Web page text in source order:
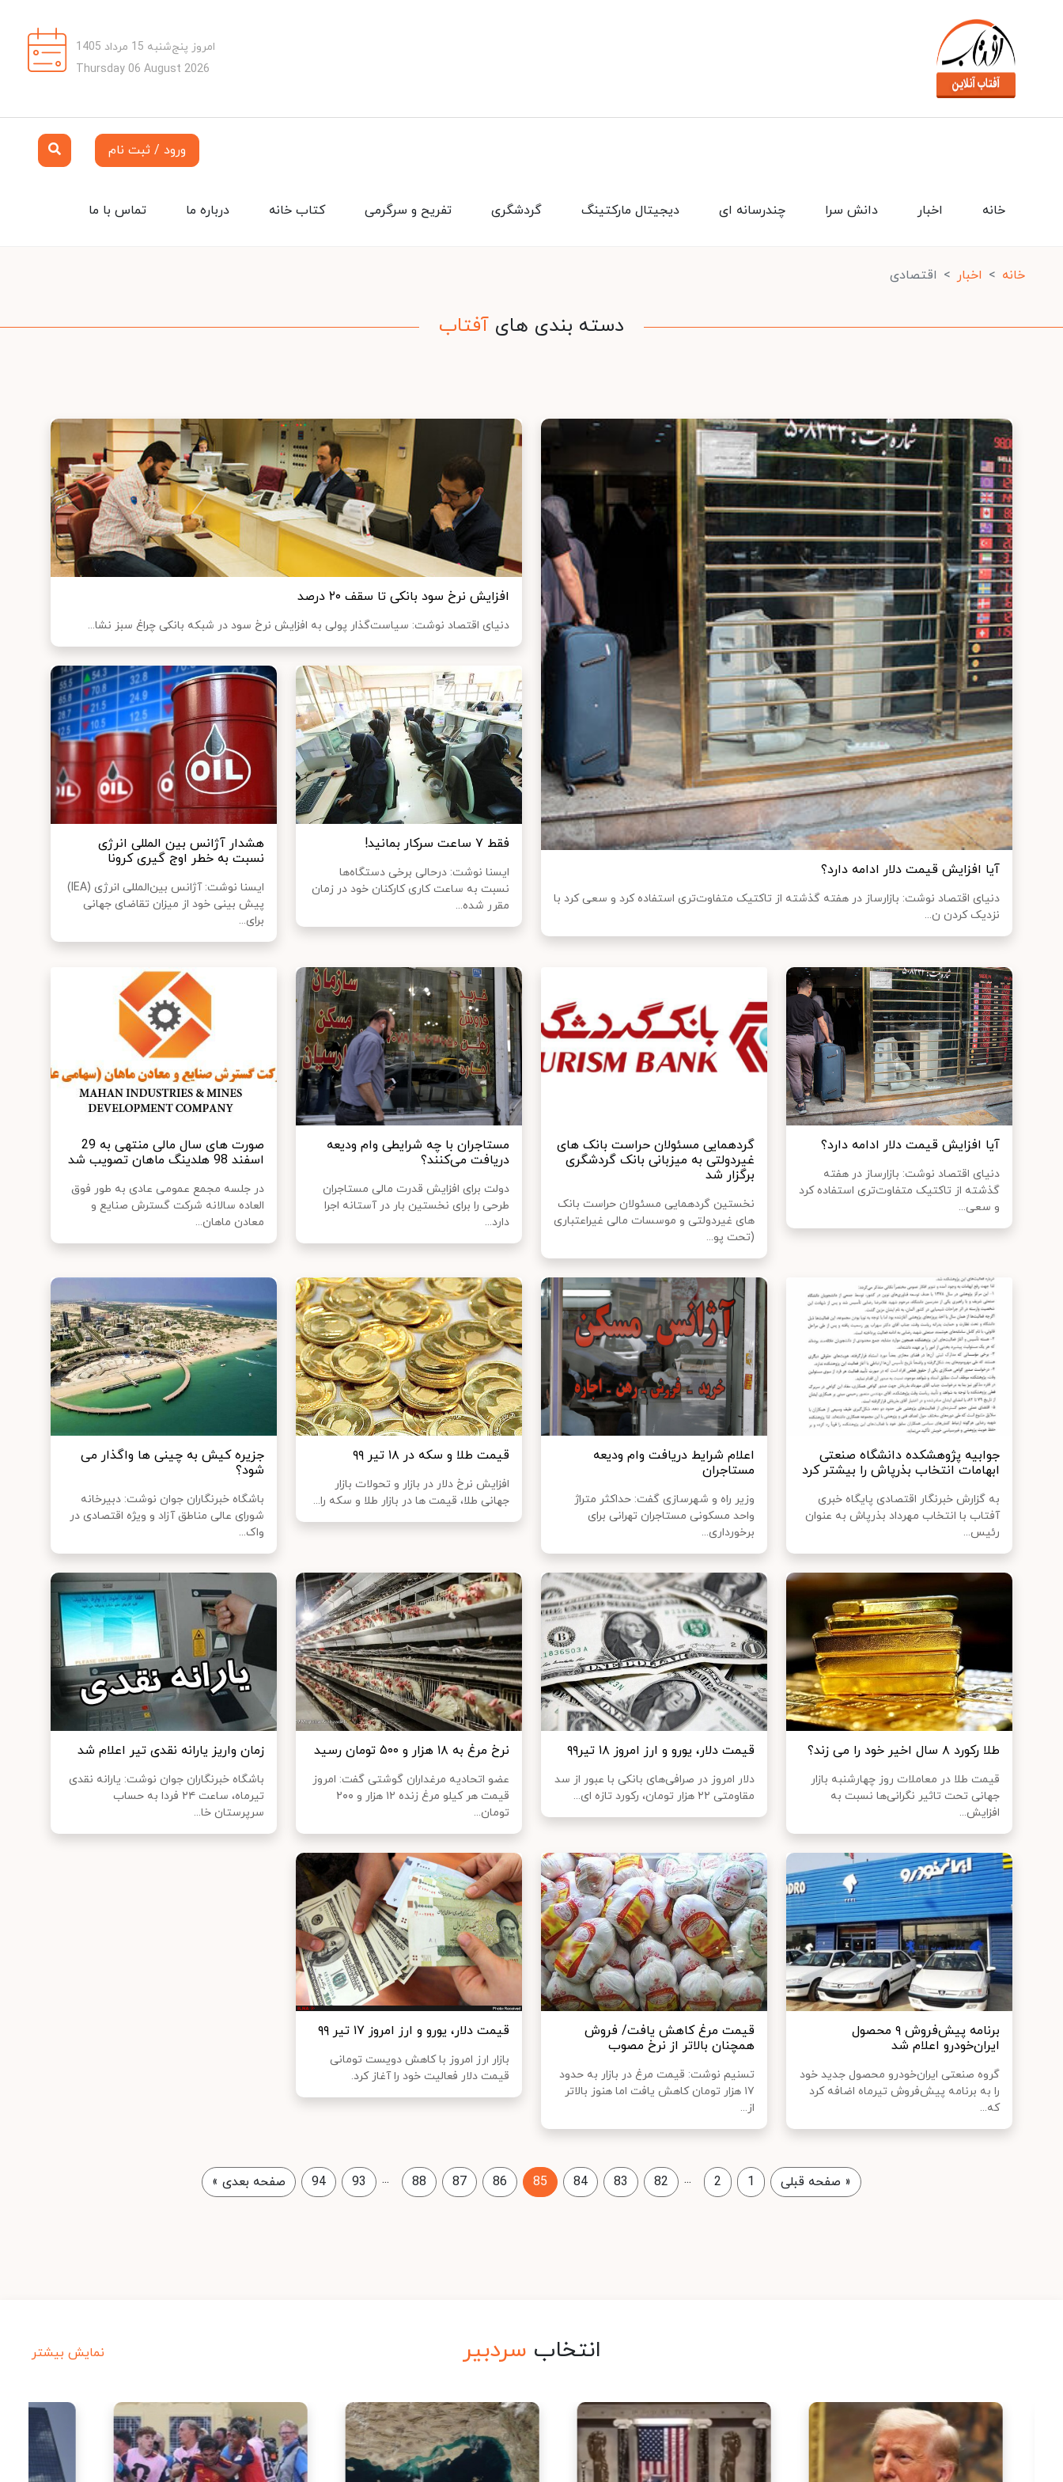
امروز پنج‌شنبه 15 مرداد 1405
Thursday 06 August 2026
ورود / ثبت نام
تماس با ما درباره ما کتاب خانه تفریح و سرگرمی گردشگری دیجیتال مارکتینگ چندرسانه ای دانش سرا اخبار خانه
خانه اخبار اقتصادی
دسته بندی های آفتاب
آیا افزایش قیمت دلار ادامه دارد؟
دنیای اقتصاد نوشت: بازارساز در هفته گذشته از تاکتیک متفاوت‌تری استفاده کرد و سعی کرد با
نزدیک کردن ن...
افزایش نرخ سود بانکی تا سقف ۲۰ درصد
دنیای اقتصاد نوشت: سیاست‌گذار پولی به افزایش نرخ سود در شبکه بانکی چراغ سبز نشا...
فقط ۷ ساعت سرکار بمانید!
ایسنا نوشت: درحالی برخی دستگاه‌ها
نسبت به ساعت کاری کارکنان خود در زمان
مقرر شده...
هشدار آژانس بین المللی انرژی
نسبت به خطر اوج گیری کرونا
ایسنا نوشت: آژانس بین‌المللی انرژی (IEA)
پیش بینی خود از میزان تقاضای جهانی
برای...
آیا افزایش قیمت دلار ادامه دارد؟
دنیای اقتصاد نوشت: بازارساز در هفته
گذشته از تاکتیک متفاوت‌تری استفاده کرد
و سعی...
گردهمایی مسئولان حراست بانک های
غیردولتی به میزبانی بانک گردشگری
برگزار شد
نخستین گردهمایی مسئولان حراست بانک
های غیردولتی و موسسات مالی غیراعتباری
(تحت پو...
مستاجران با چه شرایطی وام ودیعه
دریافت می‌کنند؟
دولت برای افزایش قدرت مالی مستاجران
طرحی را برای نخستین بار در آستانه اجرا
دارد...
صورت های سال مالی منتهی به 29
اسفند 98 هلدینگ ماهان تصویب شد
در جلسه مجمع عمومی عادی به طور فوق
العاده سالانه شرکت گسترش صنایع و
معادن ماهان...
جوابیه پژوهشکده دانشگاه صنعتی
ابهامات انتخاب بذرپاش را بیشتر کرد
به گزارش خبرنگار اقتصادی پایگاه خبری
آفتاب با انتخاب مهرداد بذرپاش به عنوان
رئیس...
اعلام شرایط دریافت وام ودیعه
مستاجران
وزیر راه و شهرسازی گفت: حداکثر متراژ
واحد مسکونی مستاجران تهرانی برای
برخورداری...
قیمت طلا و سکه در ۱۸ تیر ۹۹
افزایش نرخ دلار در بازار و تحولات بازار
جهانی طلا، قیمت ها در بازار طلا و سکه را...
جزیره کیش به چینی‌ ها واگذار می
شود؟
باشگاه خبرنگاران جوان نوشت: دبیرخانه
شورای عالی مناطق آزاد و ویژه اقتصادی در
واک...
طلا رکورد ۸ سال اخیر خود را می زند؟
قیمت طلا در معاملات روز چهارشنبه بازار
جهانی تحت تاثیر نگرانی‌ها نسبت به
افزایش...
قیمت دلار، یورو و ارز امروز ۱۸ تیر۹۹
دلار امروز در صرافی‌های بانکی با عبور از سد
مقاومتی ۲۲ هزار تومان، رکورد تازه ای...
نرخ مرغ به ۱۸ هزار و ۵۰۰ تومان رسید
عضو اتحادیه مرغداران گوشتی گفت: امروز
قیمت هر کیلو مرغ زنده ۱۲ هزار و ۲۰۰
تومان...
زمان واریز یارانه نقدی تیر اعلام شد
باشگاه خبرنگاران جوان نوشت: یارانه نقدی
تیرماه، ساعت ۲۴ فردا به حساب
سرپرستان خا...
برنامه پیش‌فروش ۹ محصول
ایران‌خودرو اعلام شد
گروه صنعتی ایران‌خودرو محصول جدید خود
را به برنامه پیش‌فروش تیرماه اضافه کرد
که...
قیمت مرغ کاهش یافت/ فروش
همچنان بالاتر از نرخ مصوب
تسنیم نوشت: قیمت مرغ در بازار به حدود
۱۷ هزار تومان کاهش یافت اما هنوز بالاتر
از...
قیمت دلار، یورو و ارز امروز ۱۷ تیر ۹۹
بازار ارز امروز با کاهش دویست تومانی
قیمت دلار فعالیت خود را آغاز کرد.
« صفحه قبلی 1
2
...
82
83
84
85
86
87
88
...
93
94 صفحه بعدی »
انتخاب سردبیر نمایش بیشتر